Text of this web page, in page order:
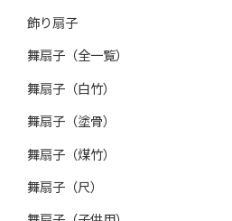
飾り扇子
舞扇子（全一覧）
舞扇子（白竹）
舞扇子（塗骨）
舞扇子（煤竹）
舞扇子（尺）